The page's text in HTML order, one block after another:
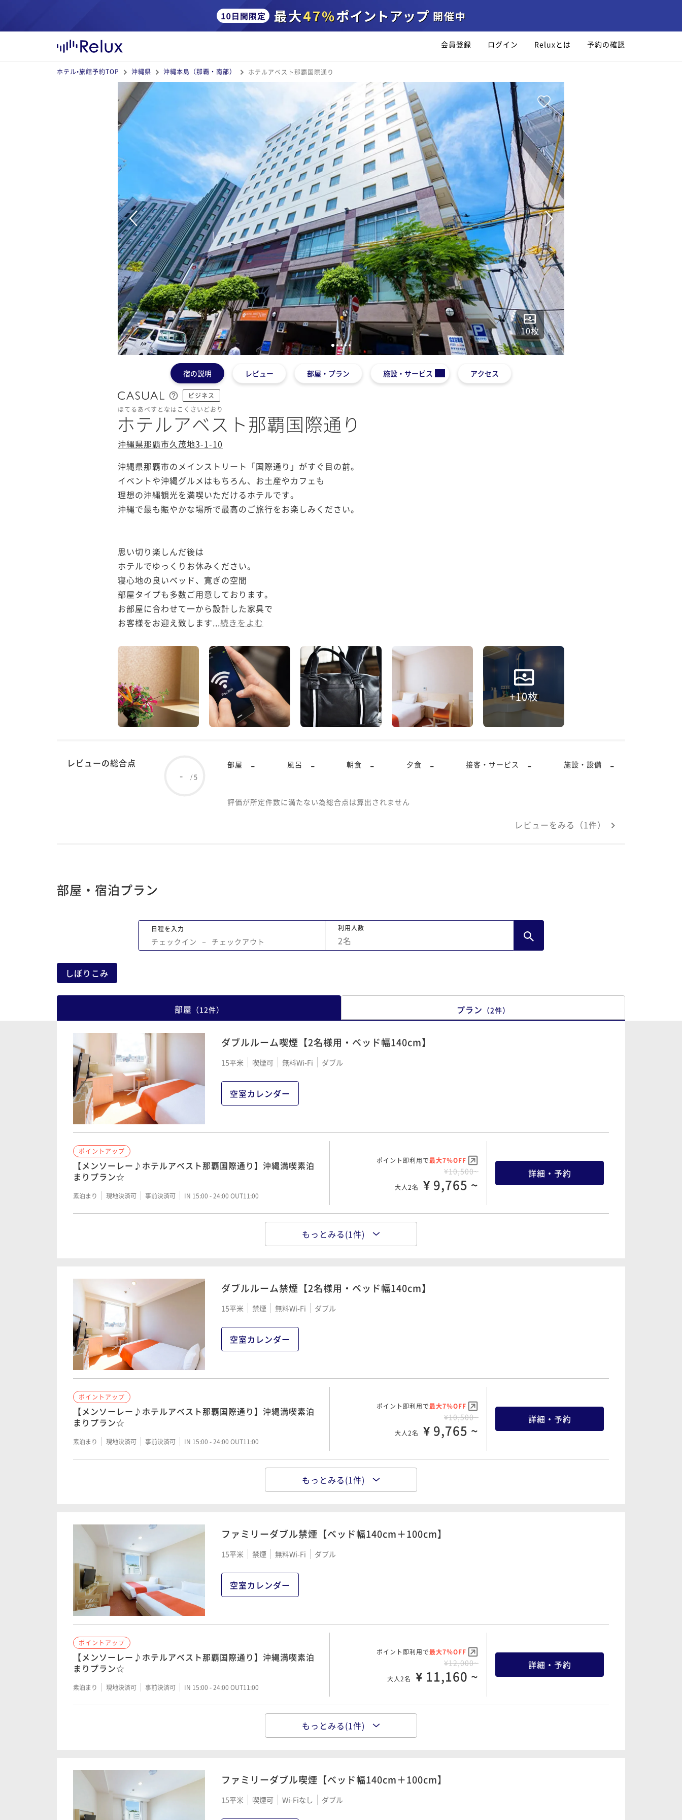
会員登録 ログイン Reluxとは 予約の確認
ホテル•旅館予約TOP 沖縄県 沖縄本島（那覇・南部） ホテルアベスト那覇国際通り
10枚
1 2345
宿の説明 レビュー 部屋・プラン 施設・サービス アクセス
ビジネス
ほてるあべすとなはこくさいどおり
ホテルアベスト那覇国際通り
沖縄県那覇市久茂地3-1-10
沖縄県那覇市のメインストリート「国際通り」がすぐ目の前。
イベントや沖縄グルメはもちろん、お土産やカフェも
理想の沖縄観光を満喫いただけるホテルです。
沖縄で最も賑やかな場所で最高のご旅行をお楽しみください。
思い切り楽しんだ後は
ホテルでゆっくりお休みください。
寝心地の良いベッド、寛ぎの空間
部屋タイプも多数ご用意しております。
お部屋に合わせて一から設計した家具で
お客様をお迎え致します...続きをよむ
+10枚
レビューの総合点
- /5
部屋 - 風呂 - 朝食 - 夕食 - 接客・サービス - 施設・設備 -
評価が所定件数に満たない為総合点は算出されません
レビューをみる（1件）
部屋・宿泊プラン
日程を入力
チェックイン − チェックアウト
利用人数
2名
しぼりこみ
部屋 （12件） プラン （2件）
ダブルルーム喫煙【2名様用・ベッド幅140cm】
15平米 喫煙可 無料Wi-Fi ダブル
空室カレンダー
ポイントアップ
【メンソーレー♪ホテルアベスト那覇国際通り】沖縄満喫素泊
まりプラン☆
素泊まり 現地決済可 事前決済可 IN 15:00 - 24:00 OUT11:00
ポイント即利用で最大7％OFF
¥10,500~
大人2名 ¥ 9,765 ~
詳細・予約
【朝食付き】県庁前駅より徒歩２分！国際通り目の前！沖縄滞
もっとみる(1件)
ダブルルーム禁煙【2名様用・ベッド幅140cm】
15平米 禁煙 無料Wi-Fi ダブル
空室カレンダー
ポイントアップ
【メンソーレー♪ホテルアベスト那覇国際通り】沖縄満喫素泊
まりプラン☆
素泊まり 現地決済可 事前決済可 IN 15:00 - 24:00 OUT11:00
ポイント即利用で最大7％OFF
¥10,500~
大人2名 ¥ 9,765 ~
詳細・予約
【朝食付き】県庁前駅より徒歩２分！国際通り目の前！沖縄滞
もっとみる(1件)
ファミリーダブル禁煙【ベッド幅140cm＋100cm】
15平米 禁煙 無料Wi-Fi ダブル
空室カレンダー
ポイントアップ
【メンソーレー♪ホテルアベスト那覇国際通り】沖縄満喫素泊
まりプラン☆
素泊まり 現地決済可 事前決済可 IN 15:00 - 24:00 OUT11:00
ポイント即利用で最大7％OFF
¥12,000~
大人2名 ¥ 11,160 ~
詳細・予約
【朝食付き】県庁前駅より徒歩２分！国際通り目の前！沖縄滞
もっとみる(1件)
ファミリーダブル喫煙【ベッド幅140cm＋100cm】
15平米 喫煙可 Wi-Fiなし ダブル